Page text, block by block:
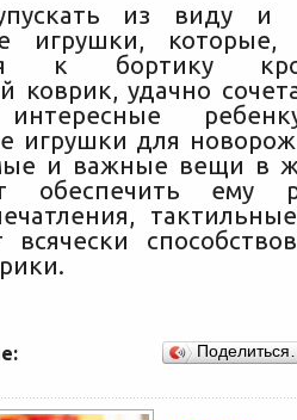
из виду и
игрушки, которые,
к бортику
коврик, удачно
игрушки для
и важные вещи в
обеспечить ему
всячески